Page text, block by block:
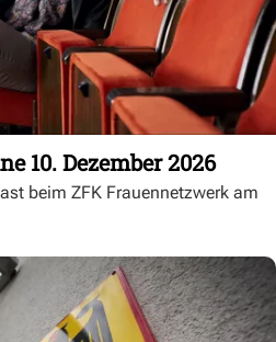
10. Dezember 2026
beim ZFK Frauennetzwerk am